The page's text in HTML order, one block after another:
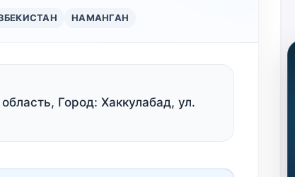
НАМАНГАН
Город: Хаккулабад, ул.